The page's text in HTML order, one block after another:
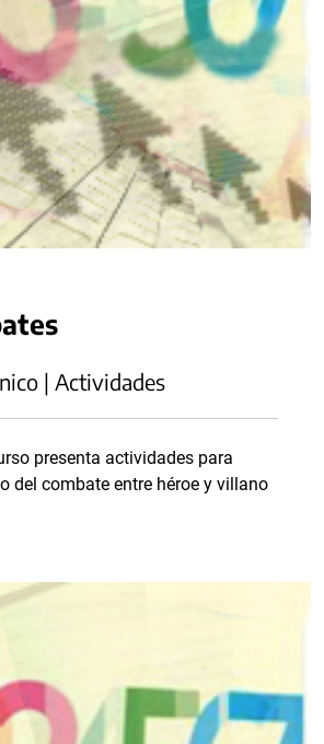
| Actividades
presenta actividades para
del combate entre héroe y villano